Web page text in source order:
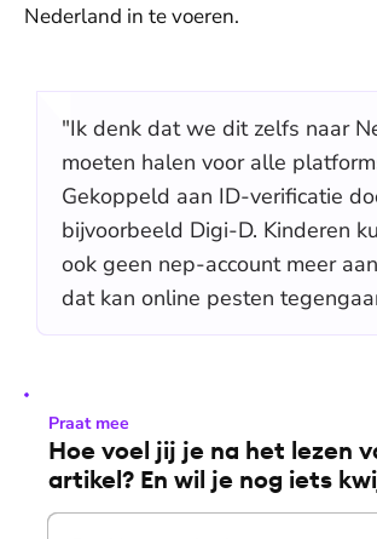
Nederland in te voeren.
"Ik denk dat we dit zelfs naar
moeten halen voor alle
Gekoppeld aan ID-verificatie
bijvoorbeeld Digi-D. Kinderen
ook geen nep-account meer
dat kan online pesten
Praat mee
Hoe voel jij je na het lezen
artikel? En wil je nog iets